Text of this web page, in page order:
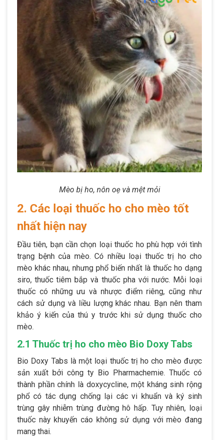
Mèo bị ho, nôn oẹ và mệt mỏi
2. Các loại thuốc ho cho mèo tốt
nhất hiện nay
Đầu tiên, bạn cần chọn loại thuốc ho phù hợp với tình
trạng bệnh của mèo. Có nhiều loại thuốc trị ho cho
mèo khác nhau, nhưng phổ biến nhất là thuốc ho dạng
siro, thuốc tiêm bắp và thuốc pha với nước. Mỗi loại
thuốc có những ưu và nhược điểm riêng, cũng như
cách sử dụng và liều lượng khác nhau. Bạn nên tham
khảo ý kiến của thú y trước khi sử dụng thuốc cho
mèo.
2.1 Thuốc trị ho cho mèo Bio Doxy Tabs
Bio Doxy Tabs là một loại thuốc trị ho cho mèo được
sản xuất bởi công ty Bio Pharmachemie. Thuốc có
thành phần chính là doxycycline, một kháng sinh rộng
phổ có tác dụng chống lại các vi khuẩn và ký sinh
trùng gây nhiễm trùng đường hô hấp. Tuy nhiên, loại
thuốc này khuyến cáo không sử dụng với mèo đang
mang thai.